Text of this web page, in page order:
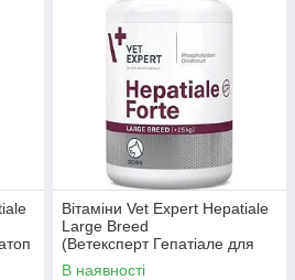
1
Вітаміни Vet Expert Hepatiale
Large Breed
(Ветексперт Гепатіале для
собак великих порід) 1 табл
В наявності